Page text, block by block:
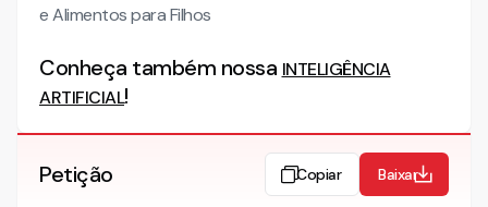
e Alimentos para Filhos
Conheça também nossa INTELIGÊNCIA
ARTIFICIAL!
Petição Copiar Baixar